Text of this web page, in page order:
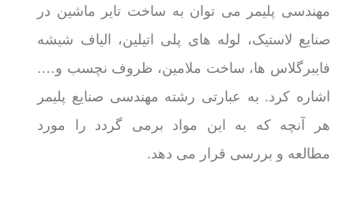
مهندسی پلیمر می توان به ساخت تایر ماشین در
صنایع لاستیک، لوله های پلی اتیلین، الیاف شیشه
فایبرگلاس ها، ساخت ملامین، ظروف نچسب و….
اشاره کرد. به عبارتی رشته مهندسی صنایع پلیمر
هر آنچه که به این مواد برمی گردد را مورد
مطالعه و بررسی قرار می دهد.